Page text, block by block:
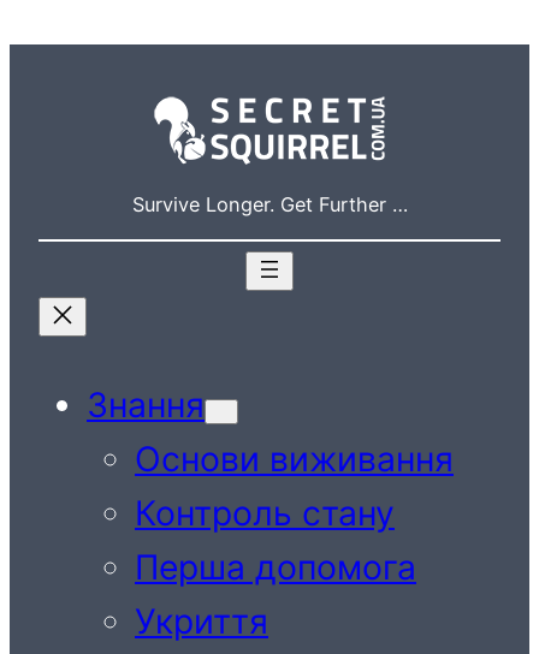
Survive Longer. Get Further …
Знання
Основи виживання
Контроль стану
Перша допомога
Укриття